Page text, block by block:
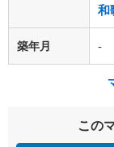
和
築年月 -
この